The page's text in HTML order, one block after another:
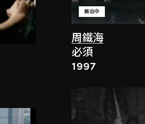
周鐵海
展出中
必須
1997